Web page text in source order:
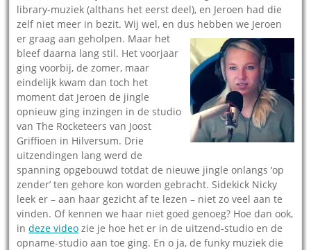
library-muziek (althans het eerst deel), en Jeroen had die
zelf niet meer in bezit. Wij wel, en dus hebben we Jeroen
er graag aan geholpen. Maar het
bleef daarna lang stil. Het voorjaar
ging voorbij, de zomer, maar
eindelijk kwam dan toch het
moment dat Jeroen de jingle
opnieuw ging inzingen in de studio
van The Rocketeers van Joost
Griffioen in Hilversum. Drie
uitzendingen lang werd de
spanning opgebouwd totdat de nieuwe jingle onlangs ‘op
zender’ ten gehore kon worden gebracht. Sidekick Nicky
leek er – aan haar gezicht af te lezen – niet zo veel aan te
vinden. Of kennen we haar niet goed genoeg? Hoe dan ook,
indeze video zie je hoe het er in de uitzend-studio en de
opname-studio aan toe ging. En o ja, de funky muziek die